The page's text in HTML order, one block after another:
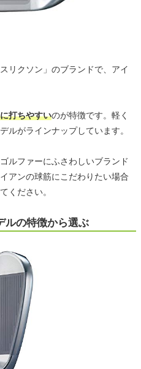
リクソン」のブランドで、アイ
打ちやすいのが特徴です。軽く
ルがラインナップしています。
ルファーにふさわしいブランド
アンの球筋にこだわりたい場合
ください。
ルの特徴から選ぶ